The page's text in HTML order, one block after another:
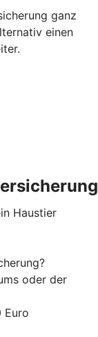
ganz
einen
Haustier
oder der
Euro